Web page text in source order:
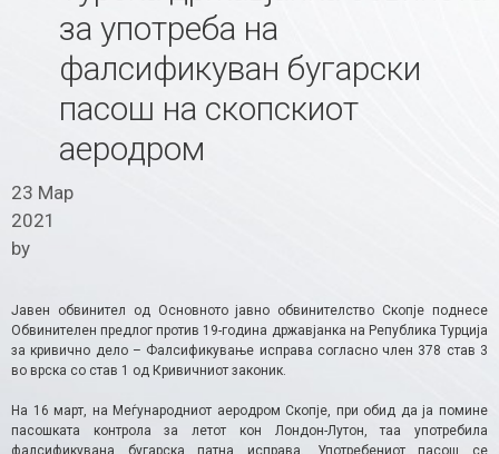
за употреба на
фалсификуван бугарски
пасош на скопскиот
аеродром
23 Мар
2021
by
Јавен обвинител од Основното јавно обвинителство Скопје поднесе
Обвинителен предлог против 19-година државјанка на Република Турција
за кривично дело – Фалсификување исправа согласно член 378 став 3
во врска со став 1 од Кривичниот законик.
На 16 март, на Меѓународниот аеродром Скопје, при обид да ја помине
пасошката контрола за летот кон Лондон-Лутон, таа употребила
фалсификувана бугарска патна исправа. Употребениот пасош се